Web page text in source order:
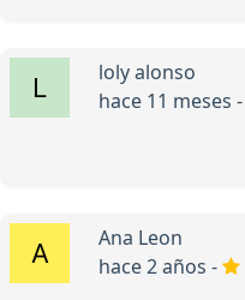
loly alonso
hace 11 meses -
Ana Leon
hace 2 años -